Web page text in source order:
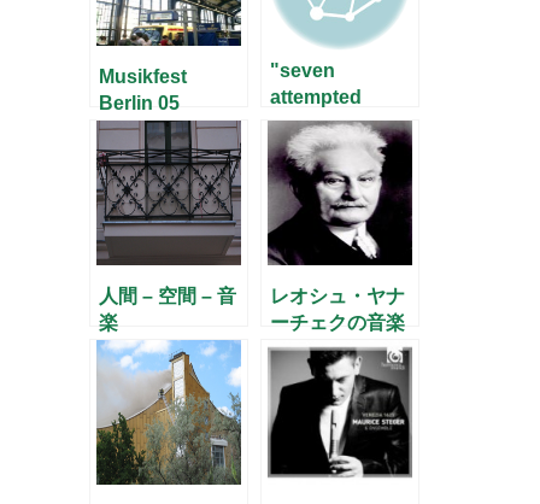
Musikfest
Berlin 05
"seven
attempted
escapes from
silence"
人間 – 空間 – 音
楽
レオシュ・ヤナ
ーチェクの音楽
– ラトルの「シ
ンフォニエッ
タ」 –